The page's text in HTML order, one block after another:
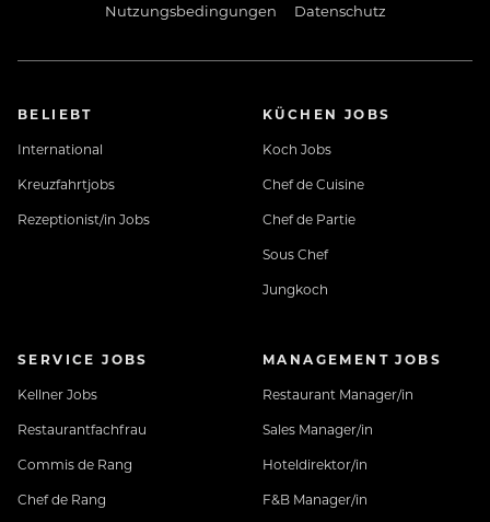
Nutzungsbedingungen
Datenschutz
BELIEBT
International
Kreuzfahrtjobs
Rezeptionist/in Jobs
KÜCHEN JOBS
Koch Jobs
Chef de Cuisine
Chef de Partie
Sous Chef
Jungkoch
SERVICE JOBS
Kellner Jobs
Restaurantfachfrau
Commis de Rang
Chef de Rang
MANAGEMENT JOBS
Restaurant Manager/in
Sales Manager/in
Hoteldirektor/in
F&B Manager/in